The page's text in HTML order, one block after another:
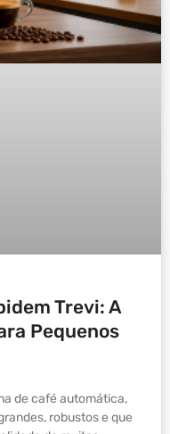
Trevi: A
Pequenos
de café automática,
robustos e que